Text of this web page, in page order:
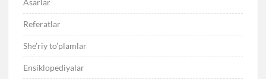
Asarlar
Referatlar
She’riy to’plamlar
Ensiklopediyalar